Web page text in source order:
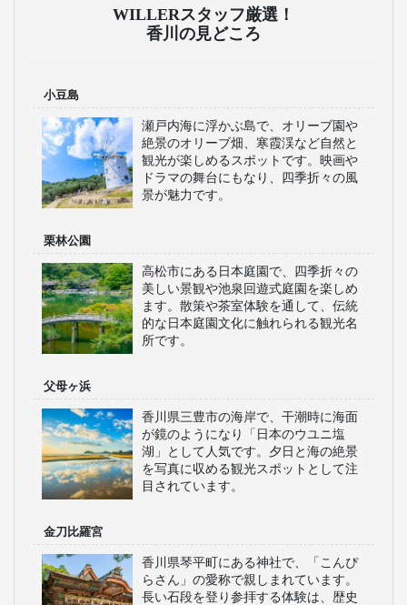
WILLERスタッフ厳選！
香川の見どころ
小豆島
瀬戸内海に浮かぶ島で、オリーブ園や
絶景のオリーブ畑、寒霞渓など自然と
観光が楽しめるスポットです。映画や
ドラマの舞台にもなり、四季折々の風
景が魅力です。
栗林公園
高松市にある日本庭園で、四季折々の
美しい景観や池泉回遊式庭園を楽しめ
ます。散策や茶室体験を通して、伝統
的な日本庭園文化に触れられる観光名
所です。
父母ヶ浜
香川県三豊市の海岸で、干潮時に海面
が鏡のようになり「日本のウユニ塩
湖」として人気です。夕日と海の絶景
を写真に収める観光スポットとして注
目されています。
金刀比羅宮
香川県琴平町にある神社で、「こんぴ
らさん」の愛称で親しまれています。
長い石段を登り参拝する体験は、歴史